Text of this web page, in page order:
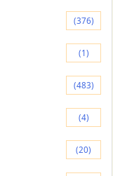
(376)
(1)
(483)
(4)
(20)